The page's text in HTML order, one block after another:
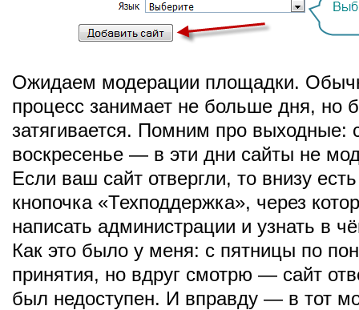
Ожидаем модерации площадки.
процесс занимает не больше дня, но
затягивается. Помним про выходные:
воскресенье — в эти дни сайты не
Если ваш сайт отвергли, то внизу
кнопочка «Техподдержка», через
написать администрации и узнать в
Как это было у меня: с пятницы по
принятия, но вдруг смотрю — сайт
был недоступен. И вправду — в тот